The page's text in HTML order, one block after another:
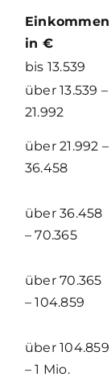
Einkommen
in €
bis 13.539
über 13.539 –
21.992
über 21.992 –
36.458
über 36.458
– 70.365
über 70.365
– 104.859
über 104.859
– 1 Mio.